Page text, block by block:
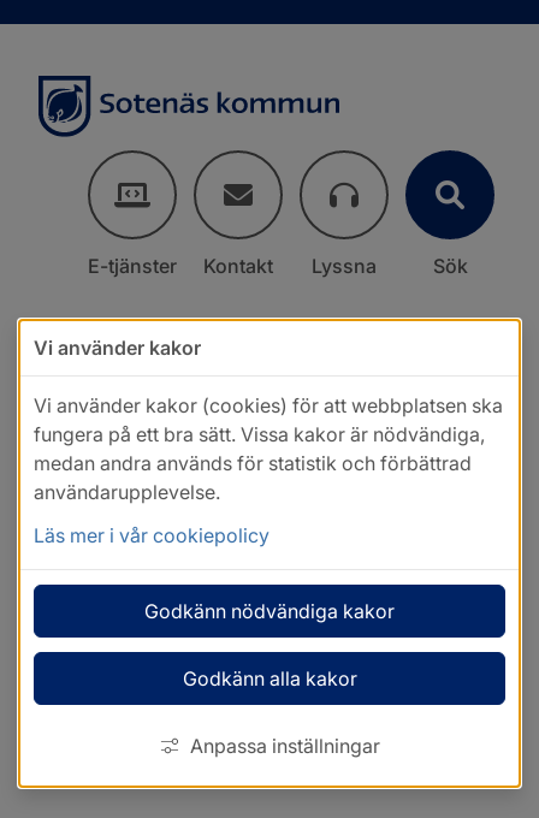
E-tjänster Kontakt Lyssna Sök
Vi använder kakor
Vi använder kakor (cookies) för att webbplatsen ska
fungera på ett bra sätt. Vissa kakor är nödvändiga,
medan andra används för statistik och förbättrad
användarupplevelse.
Läs mer i vår cookiepolicy
Godkänn nödvändiga kakor
Godkänn alla kakor
Anpassa inställningar